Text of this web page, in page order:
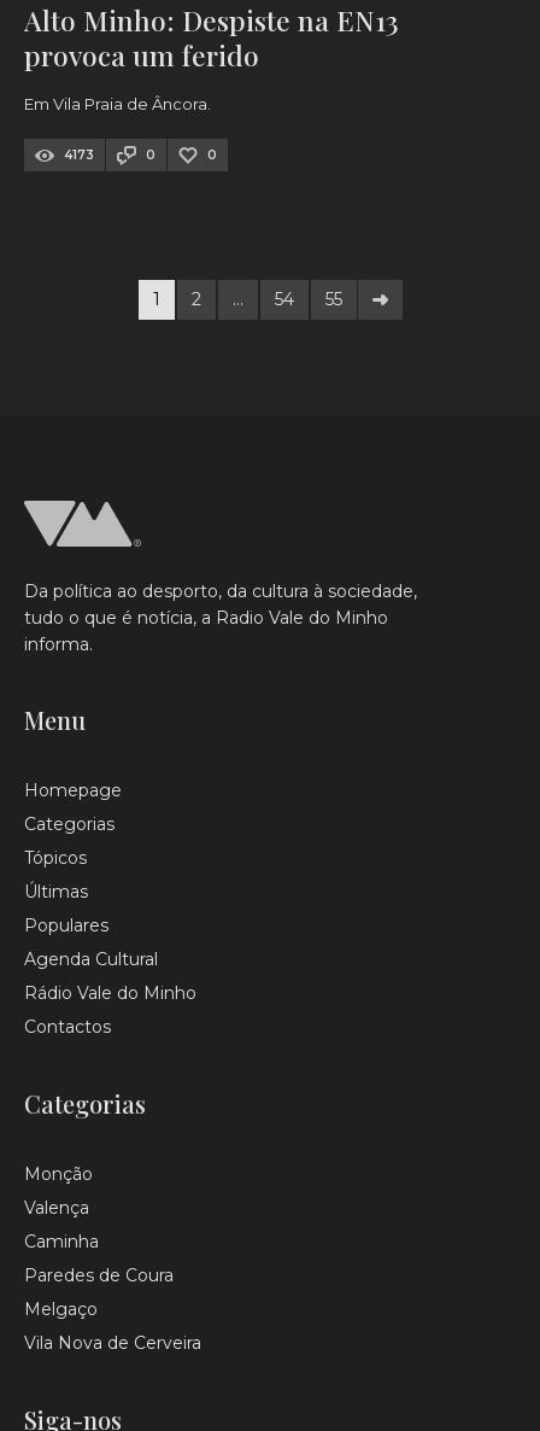
Alto Minho: Despiste na EN13
provoca um ferido
Em Vila Praia de Âncora.
4173 0 0
1 2 … 54 55
Da política ao desporto, da cultura à sociedade,
tudo o que é notícia, a Radio Vale do Minho
informa.
Menu
Homepage
Categorias
Tópicos
Últimas
Populares
Agenda Cultural
Rádio Vale do Minho
Contactos
Categorias
Monção
Valença
Caminha
Paredes de Coura
Melgaço
Vila Nova de Cerveira
Siga-nos